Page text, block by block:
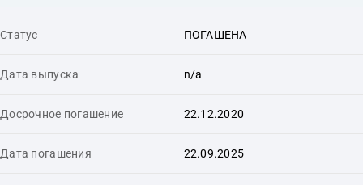
Статус ПОГАШЕНА
Дата выпуска n/a
Досрочное погашение 22.12.2020
Дата погашения 22.09.2025